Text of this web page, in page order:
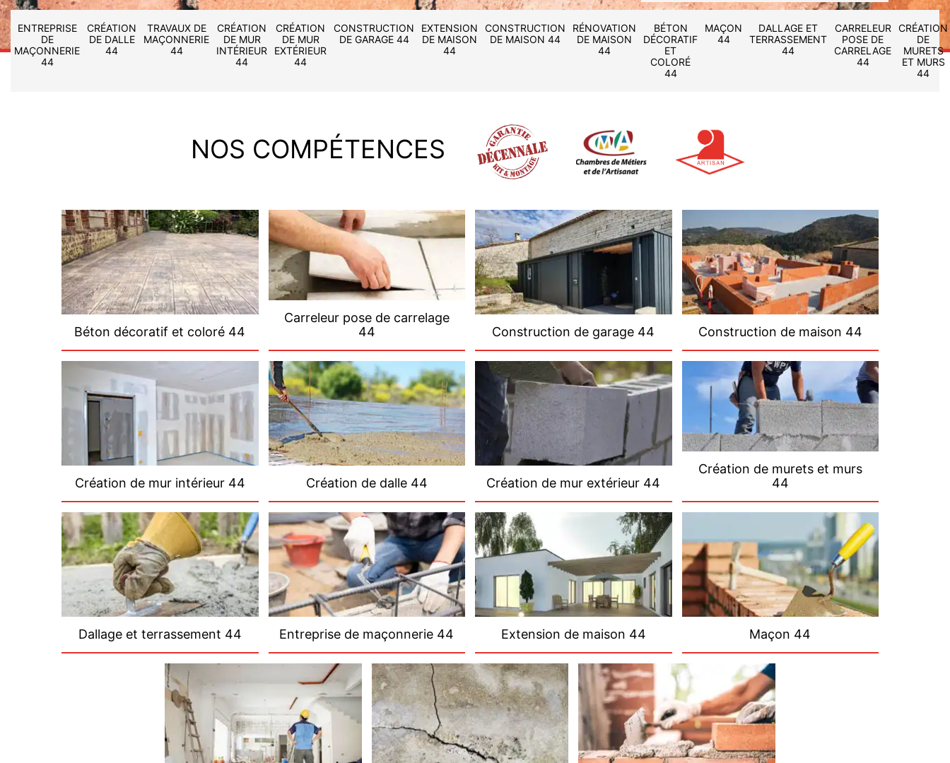
ENTREPRISE
DE
MAÇONNERIE
44
CRÉATION
DE DALLE
44
TRAVAUX DE
MAÇONNERIE
44
CRÉATION
DE MUR
INTÉRIEUR
44
CRÉATION
DE MUR
EXTÉRIEUR
44
CONSTRUCTION
DE GARAGE 44
EXTENSION
DE MAISON
44
CONSTRUCTION
DE MAISON 44
RÉNOVATION
DE MAISON
44
BÉTON
DÉCORATIF
ET
COLORÉ
44
MAÇON
44
DALLAGE ET
TERRASSEMENT
44
CARRELEUR
POSE DE
CARRELAGE
44
CRÉATION
DE
MURETS
ET MURS
44
NOS COMPÉTENCES
Béton décoratif et coloré 44
Carreleur pose de carrelage
44
Construction de garage 44 Construction de maison 44
Création de mur intérieur 44 Création de dalle 44 Création de mur extérieur 44
Création de murets et murs
44
Dallage et terrassement 44 Entreprise de maçonnerie 44 Extension de maison 44 Maçon 44